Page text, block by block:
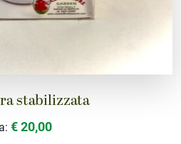
stabilizzata
€ 20,00